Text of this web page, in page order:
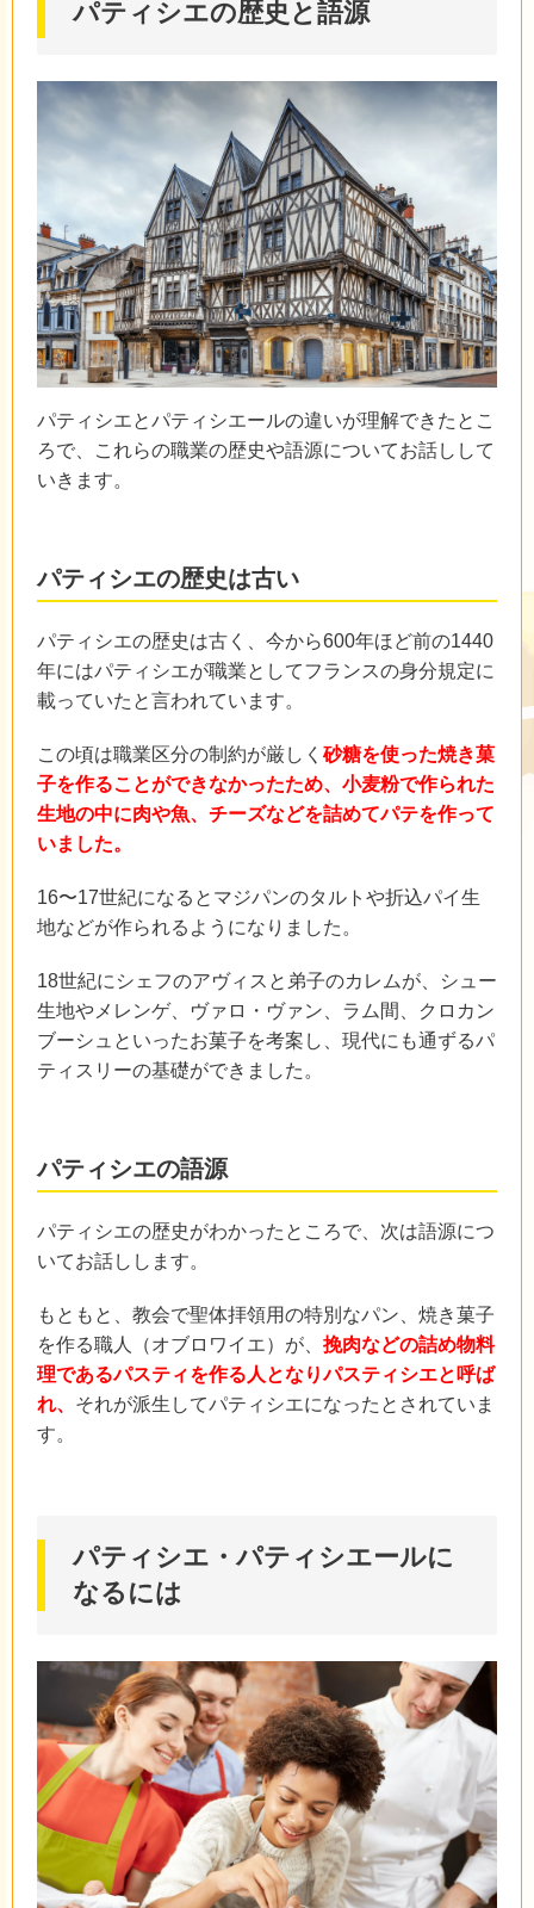
パティシエの歴史と語源
パティシエとパティシエールの違いが理解できたとこ
ろで、これらの職業の歴史や語源についてお話しして
いきます。
パティシエの歴史は古い
パティシエの歴史は古く、今から600年ほど前の1440
年にはパティシエが職業としてフランスの身分規定に
載っていたと言われています。
この頃は職業区分の制約が厳しく 砂糖を使った焼き菓
子を作ることができなかったため、小麦粉で作られた
生地の中に肉や魚、チーズなどを詰めてパテを作って
いました。
16〜17世紀になるとマジパンのタルトや折込パイ生
地などが作られるようになりました。
18世紀にシェフのアヴィスと弟子のカレムが、シュー
生地やメレンゲ、ヴァロ・ヴァン、ラム間、クロカン
ブーシュといったお菓子を考案し、現代にも通ずるパ
ティスリーの基礎ができました。
パティシエの語源
パティシエの歴史がわかったところで、次は語源につ
いてお話しします。
もともと、教会で聖体拝領用の特別なパン、焼き菓子
を作る職人（オブロワイエ）が、 挽肉などの詰め物料
理であるパスティを作る人となりパスティシエと呼ば
れ、 それが派生してパティシエになったとされていま
す。
パティシエ・パティシエールに
なるには